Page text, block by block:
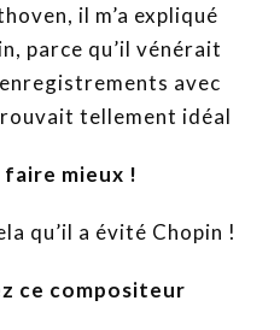
il m’a expliqué
parce qu’il vénérait
avec
tellement idéal
faire mieux !
qu’il a évité Chopin !
ce compositeur